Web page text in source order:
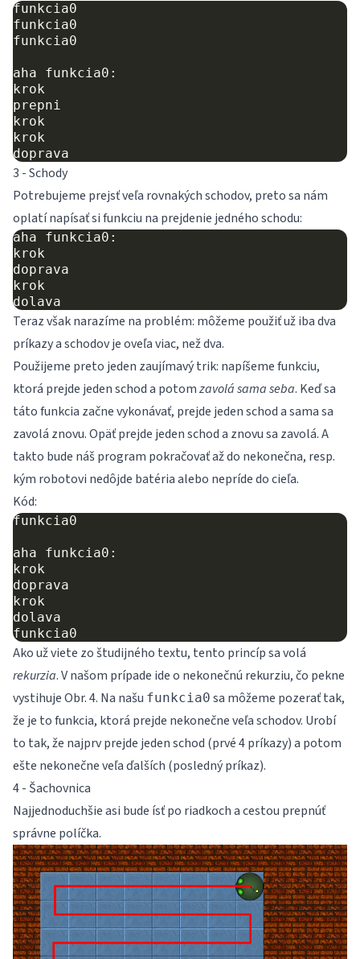
funkcia0
funkcia0
funkcia0
aha funkcia0:
krok
prepni
krok
krok
3 - Schody
Potrebujeme prejsť veľa rovnakých schodov, preto sa nám
oplatí napísať si funkciu na prejdenie jedného schodu:
aha funkcia0:
krok
doprava
krok
Teraz však narazíme na problém: môžeme použiť už iba dva
príkazy a schodov je oveľa viac, než dva.
Použijeme preto jeden zaujímavý trik: napíšeme funkciu,
ktorá prejde jeden schod a potomzavolá sama seba. Keď sa
táto funkcia začne vykonávať, prejde jeden schod a sama sa
zavolá znovu. Opäť prejde jeden schod a znovu sa zavolá. A
takto bude náš program pokračovať až do nekonečna, resp.
kým robotovi nedôjde batéria alebo nepríde do cieľa.
Kód:
funkcia0
aha funkcia0:
krok
doprava
krok
dolava
Ako už viete zo študijného textu, tento princíp sa volá
rekurzia. V našom prípade ide o nekonečnú rekurziu, čo pekne
vystihuje Obr. 4. Na našu funkcia0 sa môžeme pozerať tak,
že je to funkcia, ktorá prejde nekonečne veľa schodov. Urobí
to tak, že najprv prejde jeden schod (prvé 4 príkazy) a potom
ešte nekonečne veľa ďalších (posledný príkaz).
4 - Šachovnica
Najjednoduchšie asi bude ísť po riadkoch a cestou prepnúť
správne políčka.